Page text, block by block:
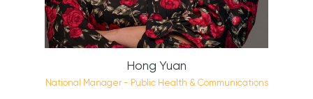
Hong Yuan
National Manager - Public Health & Communications